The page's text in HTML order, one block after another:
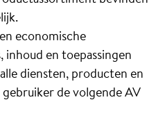
economische
en toepassingen
diensten, producten en
de volgende AV